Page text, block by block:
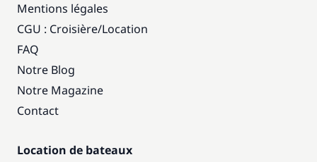
Mentions légales
CGU : Croisière/Location
FAQ
Notre Blog
Notre Magazine
Contact
Location de bateaux